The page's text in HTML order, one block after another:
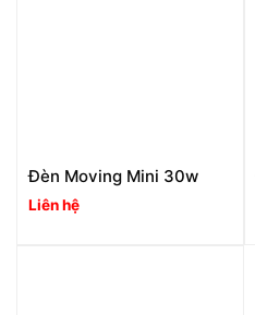
Đèn Moving Mini 30w
Liên hệ